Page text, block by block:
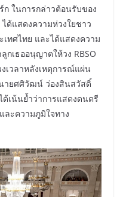
ก ในการกล่าวต้อนรับของ
ด้แสดงความห่วงใยชาว
ทศไทย และได้แสดงความ
กเธออนุญาตให้วง RBSO
เวลาหลังเหตุการณ์แผ่น
ายศศิวัฒน์ ว่องสินสวัสดิ์
เน้นย้ำว่าการแสดงดนตรี
ะความภูมิใจทาง